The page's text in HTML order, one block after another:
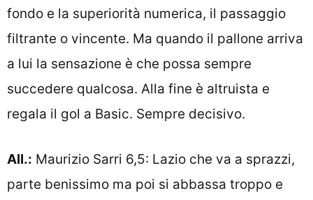
fondo e la superiorità numerica, il passaggio
filtrante o vincente. Ma quando il pallone arriva
a lui la sensazione è che possa sempre
succedere qualcosa. Alla fine è altruista e
regala il gol a Basic. Sempre decisivo.
All.: Maurizio Sarri 6,5: Lazio che va a sprazzi,
parte benissimo ma poi si abbassa troppo e